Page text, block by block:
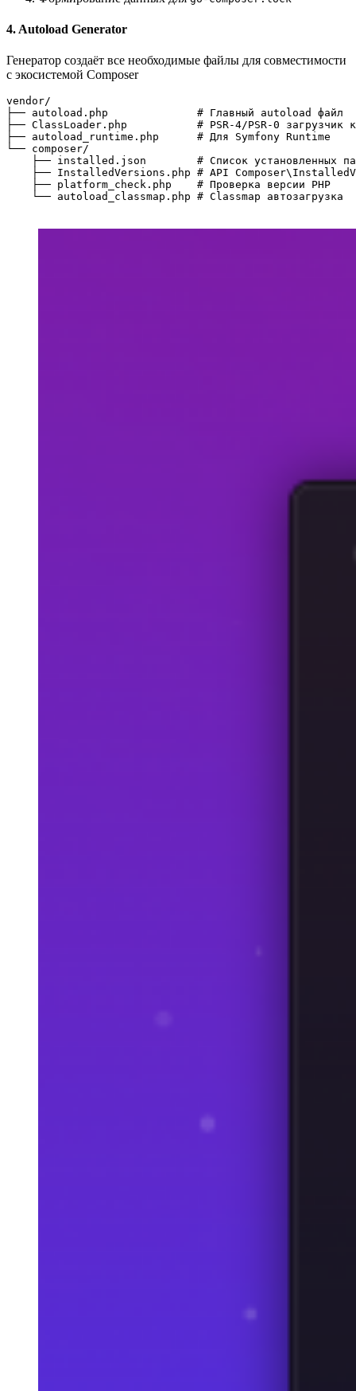
4. Autoload Generator
Генератор создаёт все необходимые файлы для совместимости
с экосистемой Composer
vendor/
├── autoload.php              # Главный autoload файл
├── ClassLoader.php           # PSR-4/PSR-0 загрузчик
├── autoload_runtime.php      # Для Symfony Runtime
└── composer/
├── installed.json        # Список установленных
├── InstalledVersions.php # API
    ├── platform_check.php    # Проверка версии PHP
    └── autoload_classmap.php # Classmap автозагрузка